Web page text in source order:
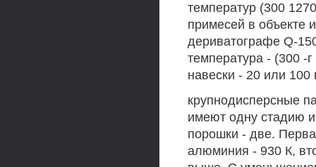
температур (300
примесей в объекте
дериватографе Q-
температура - (300 -
навески - 20 или 100
крупнодисперсные
имеют одну стадию
порошки - две.
алюминия - 930 К,